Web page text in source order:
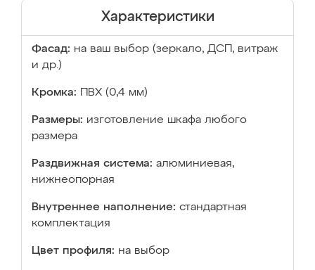
Характеристики
Фасад: на ваш выбор (зеркало, ДСП, витраж
и др.)
Кромка: ПВХ (0,4 мм)
Размеры: изготовление шкафа любого
размера
Раздвижная система: алюминиевая,
нижнеопорная
Внутреннее наполнение: стандартная
комплектация
Цвет профиля: на выбор